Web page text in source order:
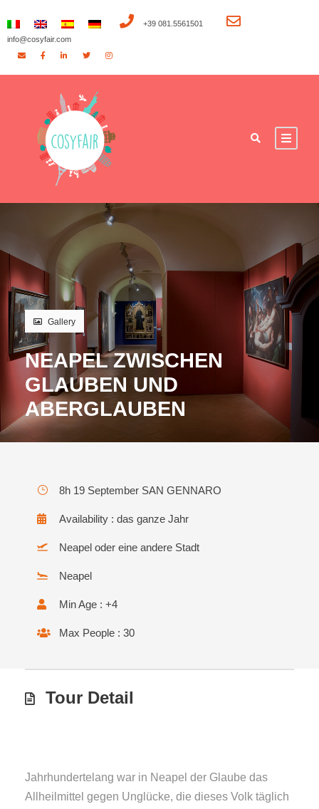
+39 081.5561501
info@cosyfair.com
Gallery
NEAPEL ZWISCHEN
GLAUBEN UND
ABERGLAUBEN
8h 19 September SAN GENNARO
Availability : das ganze Jahr
Neapel oder eine andere Stadt
Neapel
Min Age : +4
Max People : 30
Tour Detail
Jahrhundertelang war in Neapel der Glaube das
Allheilmittel gegen Unglücke, die dieses Volk täglich